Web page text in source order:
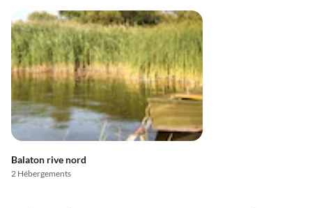
Balaton rive nord
2 Hébergements